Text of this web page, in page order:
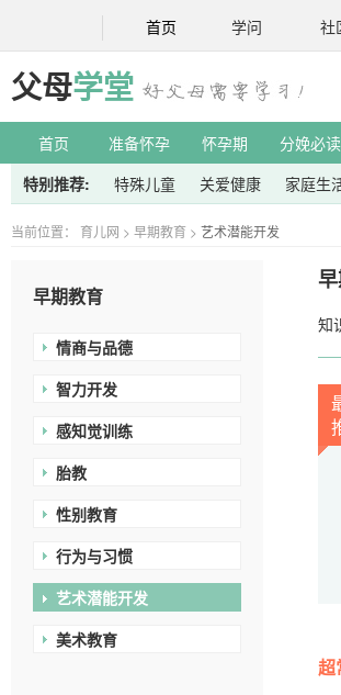
首页 学问 社
父母学堂
首页 准备怀孕 怀孕期 分娩必读
特别推荐:
特殊儿童 关爱健康 家庭生
当前位置： 育儿网 > 早期教育 > 艺术潜能开发
早期教育
情商与品德
智力开发
感知觉训练
胎教
性别教育
行为与习惯
艺术潜能开发
美术教育
知
超